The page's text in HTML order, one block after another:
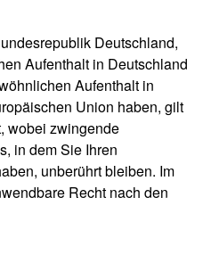
Deutschland,
Aufenthalt in Deutschland
Aufenthalt in
Union haben, gilt
wobei zwingende
in dem Sie Ihren
unberührt bleiben. Im
Recht nach den